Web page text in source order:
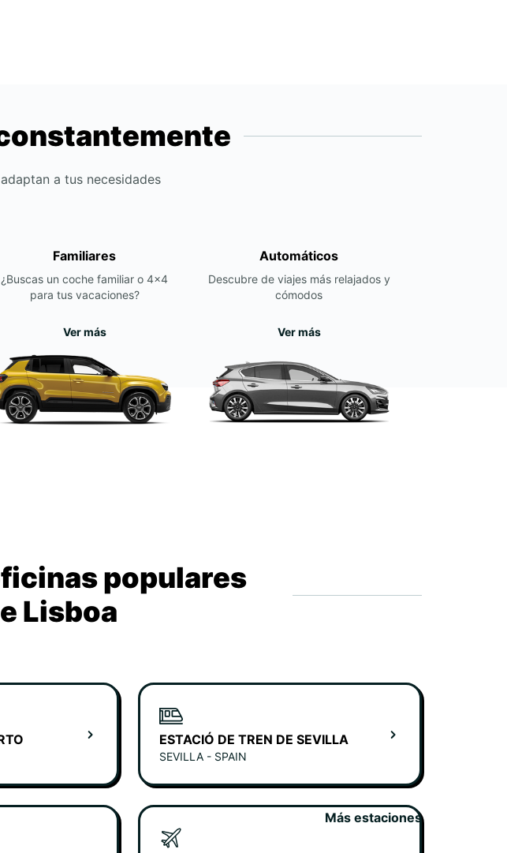
a tus necesidades
Familiares
¿Buscas un coche familiar o 4x4
para tus vacaciones?
Ver más
Automáticos
Descubre de viajes más relajados y
cómodos
Ver más
populares
Lisboa
ESTACIÓ DE TREN DE SEVILLA
SEVILLA - SPAIN
Más estaciones